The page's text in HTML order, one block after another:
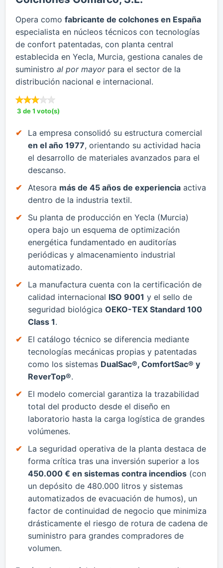
Opera como fabricante de colchones en España
especialista en núcleos técnicos con tecnologías
de confort patentadas, con planta central
establecida en Yecla, Murcia, gestiona canales de
suministro al por mayorpara el sector de la
distribución nacional e internacional.
3 de 1 voto(s)
​La empresa consolidó su estructura comercial
en el año 1977, orientando su actividad hacia
el desarrollo de materiales avanzados para el
descanso.
​Atesora más de 45 años de experiencia activa
dentro de la industria textil.
​Su planta de producción en Yecla (Murcia)
opera bajo un esquema de optimización
energética fundamentado en auditorías
periódicas y almacenamiento industrial
automatizado.
​La manufactura cuenta con la certificación de
calidad internacional ISO 9001 y el sello de
seguridad biológica OEKO-TEX Standard 100
Class 1.
​El catálogo técnico se diferencia mediante
tecnologías mecánicas propias y patentadas
como los sistemas DualSac®, ComfortSac® y
ReverTop®.
​El modelo comercial garantiza la trazabilidad
total del producto desde el diseño en
laboratorio hasta la carga logística de grandes
volúmenes.
​La seguridad operativa de la planta destaca de
forma crítica tras una inversión superior a los
450.000 € en sistemas contra incendios (con
un depósito de 480.000 litros y sistemas
automatizados de evacuación de humos), un
factor de continuidad de negocio que minimiza
drásticamente el riesgo de rotura de cadena de
suministro para grandes compradores de
volumen.